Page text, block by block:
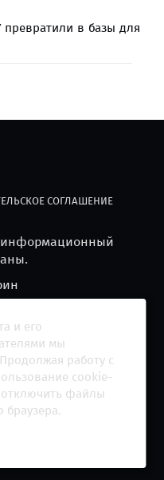
в базы для
СОГЛАШЕНИЕ
(18+)
reserved | Сетевое
и его
мы
работу с
cookie-
файлы
браузера.